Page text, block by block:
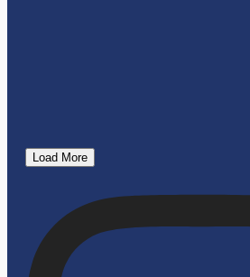
Load More